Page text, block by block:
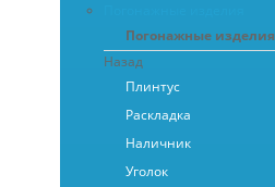
Погонажные изделия
Назад
Плинтус
Раскладка
Наличник
Уголок